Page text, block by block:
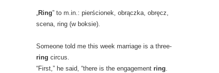
„Ring” to m.in.: pierścionek, obrączka, obręcz,
scena, ring (w boksie).
Someone told me this week marriage is a three-
ring circus.
“First,” he said, “there is the engagement ring.